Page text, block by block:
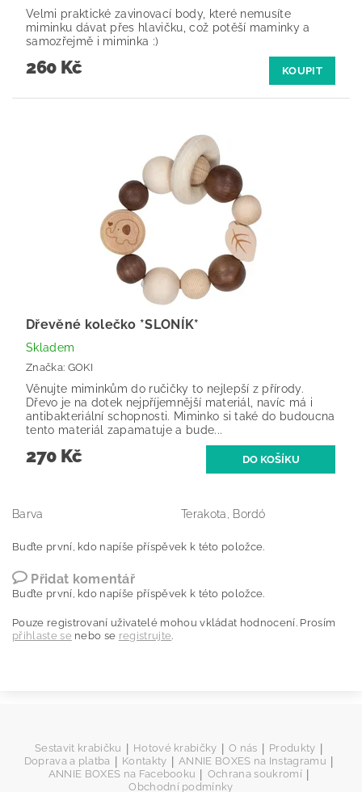
Velmi praktické zavinovací body, které nemusíte
miminku dávat přes hlavičku, což potěší maminky a
samozřejmě i miminka :)
260 Kč KOUPIT
Dřevěné kolečko *SLONÍK*
Skladem
Značka: GOKI
Věnujte miminkům do ručičky to nejlepší z přírody.
Dřevo je na dotek nejpříjemnější materiál, navíc má i
antibakteriální schopnosti. Miminko si také do budoucna
tento materiál zapamatuje a bude...
270 Kč
Barva Terakota, Bordó
Buďte první, kdo napíše příspěvek k této položce.
Přidat komentář
Buďte první, kdo napíše příspěvek k této položce.
Pouze registrovaní uživatelé mohou vkládat hodnocení. Prosím
přihlaste se nebo se registrujte.
Sestavit krabičku | Hotové krabičky | O nás | Produkty |
Doprava a platba | Kontakty | ANNIE BOXES na Instagramu |
ANNIE BOXES na Facebooku | Ochrana soukromí |
Obchodní podmínky